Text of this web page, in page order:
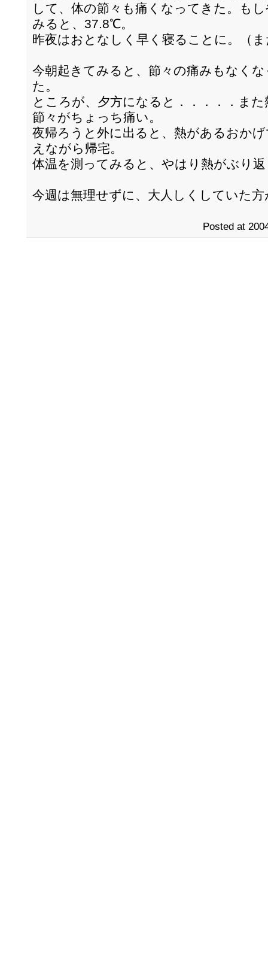
して、体の節々も痛くなってきた。も
みると、37.8℃。
昨夜はおとなしく早く寝ることに。（
今朝起きてみると、節々の痛みもなく
た。
ところが、夕方になると．．．．．ま
節々がちょっち痛い。
夜帰ろうと外に出ると、熱があるおか
えながら帰宅。
体温を測ってみると、やはり熱がぶり
今週は無理せずに、大人しくしていた
Posted at